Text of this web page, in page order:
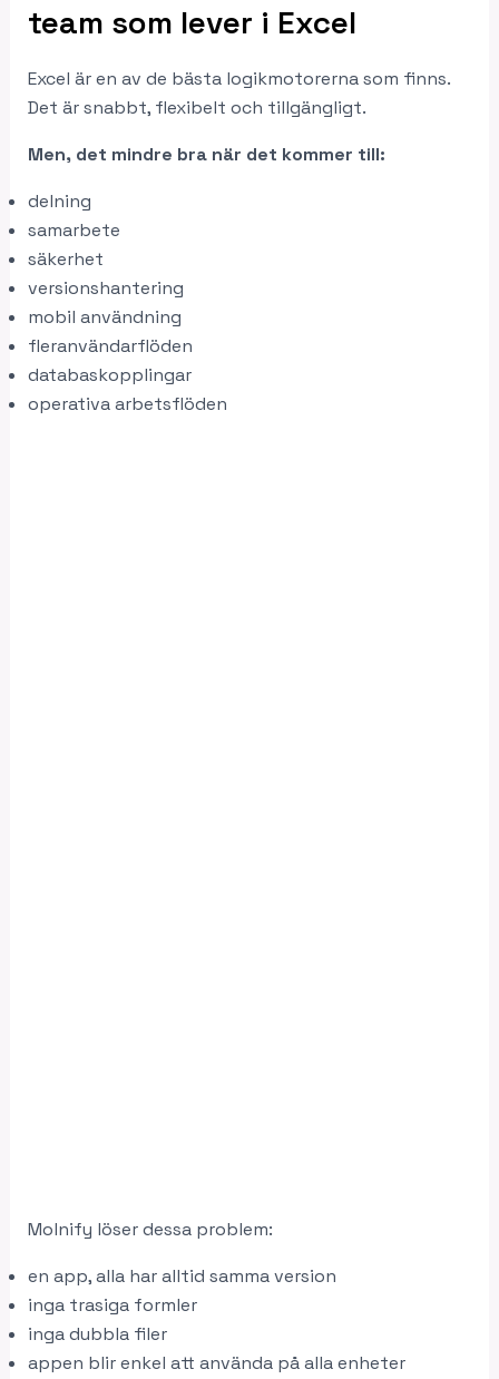
team som lever i Excel
Excel är en av de bästa logikmotorerna som finns.
Det är snabbt, flexibelt och tillgängligt.
Men, det mindre bra när det kommer till:
delning
samarbete
säkerhet
versionshantering
mobil användning
fleranvändarflöden
databaskopplingar
operativa arbetsflöden
Molnify löser dessa problem:
en app, alla har alltid samma version
inga trasiga formler
inga dubbla filer
appen blir enkel att använda på alla enheter